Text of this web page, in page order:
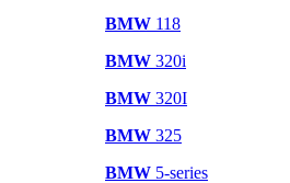
BMW 118
BMW 320i
BMW 320I
BMW 325
BMW 5-series